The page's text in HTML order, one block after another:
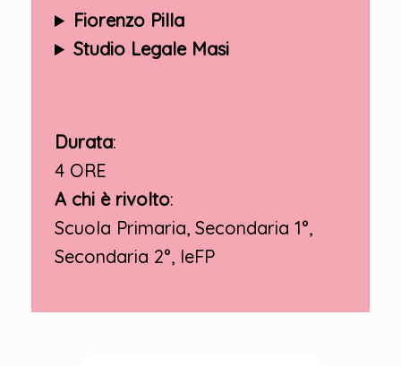
Fiorenzo Pilla
Studio Legale Masi
Durata:
4 ORE
A chi è rivolto:
Scuola Primaria, Secondaria 1°,
Secondaria 2°, IeFP